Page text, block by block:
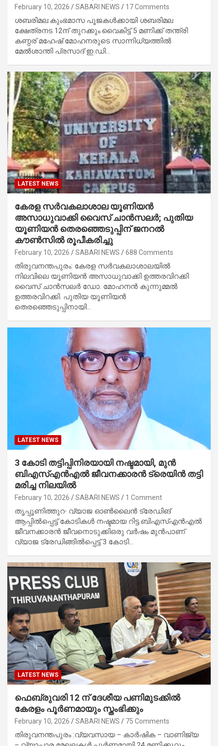
February 10, 2026 SABARI NEWS 17 Comments
ശബരിമല:കുംഭമാസ പൂജകള്‍ക്കായി ശബരിമല
ക്ഷേത്രനട 12ന് തുറക്കും.വൈകിട്ട് 5 മണിക്ക് തന്ത്രി
കണ്ഠര് മഹേഷ് മോഹനരുടെ സാന്നിധ്യത്തില്‍
മേല്‍ശാന്തി പ്രസാദ് ഇ.ഡി…
LATEST NEWS
കേരള സർവകലാശാല യൂണിയൻ
അസാധുവാക്കി വൈസ് ചാൻസലർ; പുതിയ
യൂണിയൻ തെരഞ്ഞെടുപ്പിന് ജനറൽ
കൗൺസിൽ രൂപീകരിച്ചു
February 10, 2026 SABARI NEWS 688 Comments
തിരുവനന്തപുരം: കേരള സർവകലാശാലയിൽ
നിലവിലെ യൂണിയൻ അസാധുവാക്കി ഉത്തരവിറക്കി
വൈസ് ചാൻസലർ ഡോ. മോഹനൻ കുന്നുമ്മൽ
ഉത്തരവിറക്കി. പുതിയ യൂണിയൻ
തെരഞ്ഞെടുപ്പിനായി…
LATEST NEWS
3 കോടി തട്ടിപ്പിനിരയായി നഷ്ടമായി, മുൻ
ബിഎസ്എൻഎൽ ജീവനക്കാരൻ ട്രെയിൻ തട്ടി
മരിച്ച നിലയിൽ
February 10, 2026 SABARI NEWS 1 Comment
തൃപ്പൂണിത്തുറ∙ വ്യാജ ഓൺലൈൻ ട്രേഡിങ്
ആപ്പിൽപ്പെട്ട് കോടികൾ നഷ്ടമായ റിട്ട.ബിഎസ്എൻഎൽ
ജീവനക്കാരൻ ജീവനൊടുക്കിഒരു വർഷം മുൻപാണ്
വ്യാജ ട്രേഡിങ്ങിൽപ്പെട്ട് 3 കോടി…
LATEST NEWS
ഫെബ്രുവരി 12 ന് ദേശീയ പണിമുടക്കില്‍
കേരളം പൂര്‍ണമായും സ്തംഭിക്കും
February 10, 2026 SABARI NEWS 75 Comments
തിരുവനന്തപുരം :വ്യവസായ – കാര്‍ഷിക – വാണിജ്യ